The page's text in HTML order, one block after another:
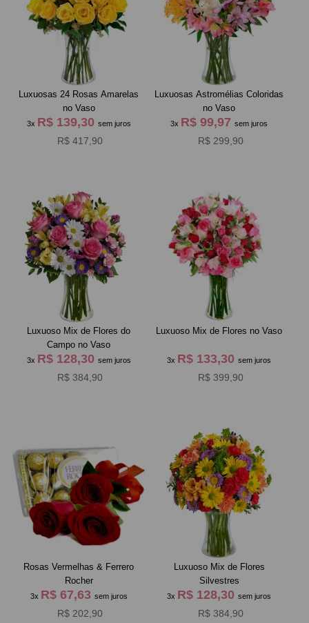
Luxuosas 24 Rosas Amarelas
no Vaso
3x R$ 139,30 sem juros
R$ 417,90
Luxuosas Astromélias Coloridas
no Vaso
3x R$ 99,97sem juros
R$ 299,90
Luxuoso Mix de Flores do
Campo no Vaso
3x R$ 128,30 sem juros
R$ 384,90
Luxuoso Mix de Flores no Vaso
3x R$ 133,30sem juros
R$ 399,90
Rosas Vermelhas & Ferrero
Rocher
3x R$ 67,63 sem juros
R$ 202,90
Luxuoso Mix de Flores
Silvestres
3x R$ 128,30sem juros
R$ 384,90